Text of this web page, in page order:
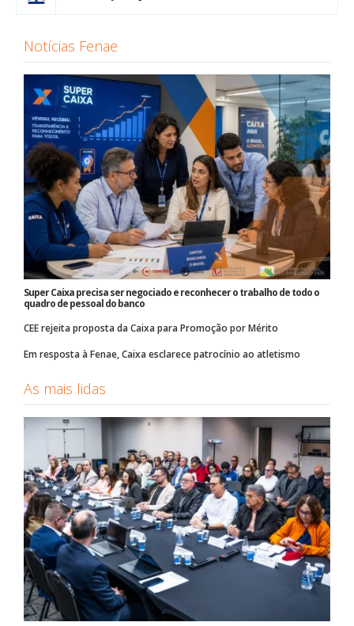
Notícias Fenae
Super Caixa precisa ser negociado e reconhecer o trabalho de todo o
quadro de pessoal do banco
CEE rejeita proposta da Caixa para Promoção por Mérito
Em resposta à Fenae, Caixa esclarece patrocínio ao atletismo
As mais lidas